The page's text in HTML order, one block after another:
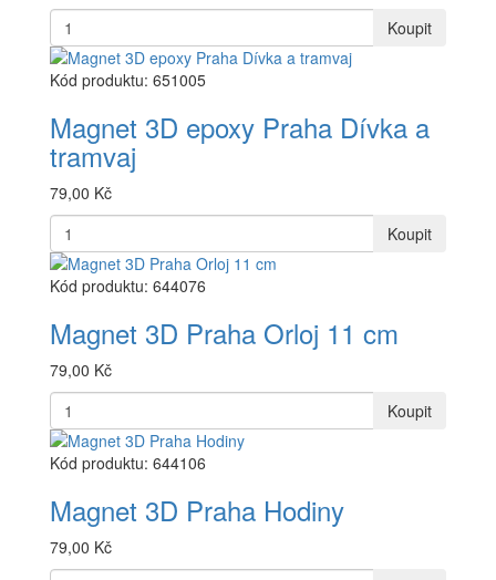
Koupit
Kód produktu: 651005
Magnet 3D epoxy Praha Dívka a
tramvaj
79,00 Kč
Koupit
Kód produktu: 644076
Magnet 3D Praha Orloj 11 cm
79,00 Kč
Koupit
Kód produktu: 644106
Magnet 3D Praha Hodiny
79,00 Kč